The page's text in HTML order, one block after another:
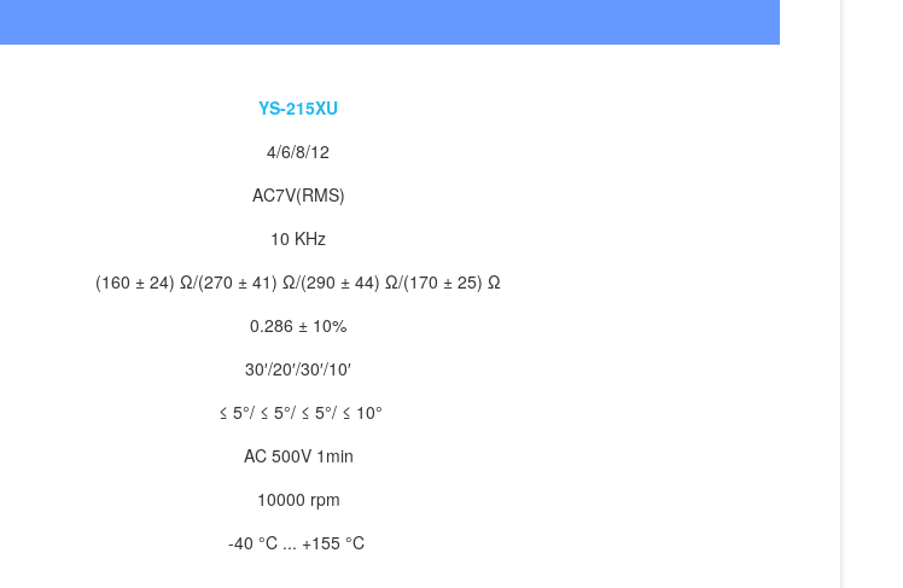
YS-215XU
4/6/8/12
AC7V(RMS)
10 KHz
(160 ± 24) Ω/(270 ± 41) Ω/(290 ± 44) Ω/(170 ± 25) Ω
0.286 ± 10%
30′/20′/30′/10′
≤ 5°/ ≤ 5°/ ≤ 5°/ ≤ 10°
AC 500V 1min
10000 rpm
-40 °C ... +155 °C